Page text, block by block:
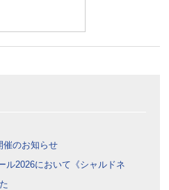
催のお知らせ
ル2026において《シャルドネ